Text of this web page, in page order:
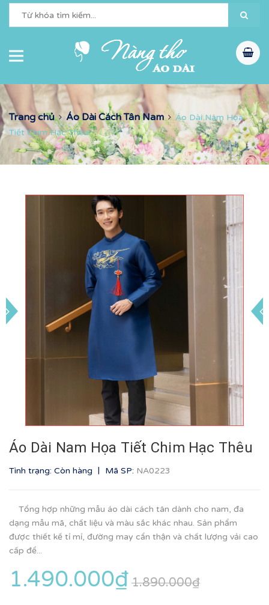
Trang chủ Áo Dài Cách Tân Nam
Áo Dài Nam Họa
Tiết Chim Hạc Thêu
Áo Dài Nam Họa Tiết Chim Hạc Thêu
Tình trạng: Còn hàng | Mã SP: NA0223
Tổng hợp những mẫu áo dài cách tân dành cho nam, đa
dạng mẫu mã, chất liệu và màu sắc khác nhau. Sản phẩm
được thiết kế tỉ mỉ, đường may cẩn thận và chất lượng vải cao
cấp để...
1.490.000₫ 1.890.000₫